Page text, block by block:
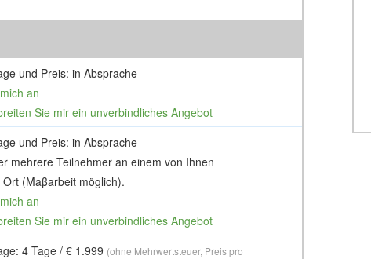
und Preis: in Absprache
an
Sie mir ein unverbindliches Angebot
und Preis: in Absprache
mehrere Teilnehmer an einem von Ihnen
(Maβarbeit möglich).
an
Sie mir ein unverbindliches Angebot
4 Tage / € 1.999 (ohne Mehrwertsteuer, Preis pro